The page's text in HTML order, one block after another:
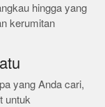
hingga yang
kerumitan
yang Anda cari,
untuk